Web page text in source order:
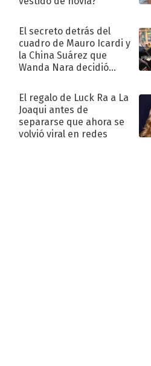
El secreto detrás del
cuadro de Mauro Icardi y
la China Suárez que
Wanda Nara decidió
El regalo de Luck Ra a La
Joaqui antes de
separarse que ahora se
volvió viral en redes